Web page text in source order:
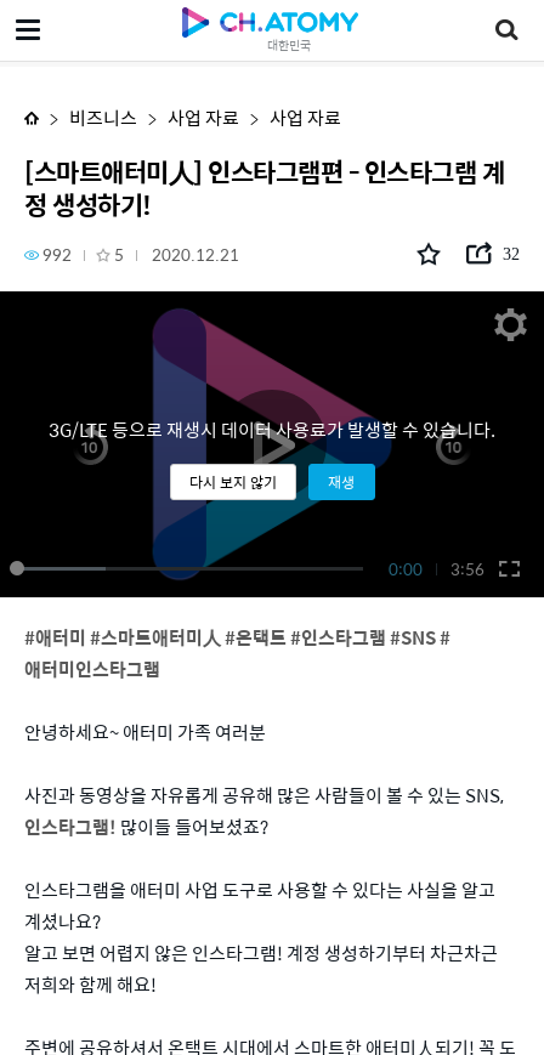
대한민국
비즈니스 사업 자료 사업 자료
[스마트애터미人] 인스타그램편 - 인스타그램 계
정 생성하기!
992 5 2020.12.21 32
0:00 3:56
3G/LTE 등으로 재생시 데이터 사용료가 발생할 수 있습니다.
다시 보지 않기 재생
#애터미 #스마트애터미人 #온택트 #인스타그램 #SNS #
애터미인스타그램
안녕하세요~ 애터미 가족 여러분
사진과 동영상을 자유롭게 공유해 많은 사람들이 볼 수 있는 SNS,
인스타그램! 많이들 들어보셨죠?
인스타그램을 애터미 사업 도구로 사용할 수 있다는 사실을 알고
계셨나요?
알고 보면 어렵지 않은 인스타그램! 계정 생성하기부터 차근차근
저희와 함께 해요!
주변에 공유하셔서 온택트 시대에서 스마트한 애터미人되기! 꼭 도